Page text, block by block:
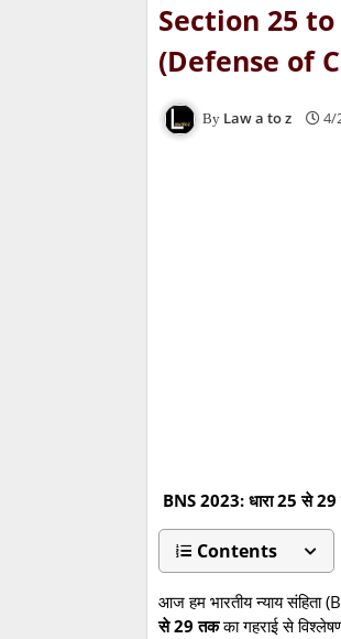
Section 25 to
(Defense of
Law a to z 4/
BNS 2023: धारा 25 से
Contents
आज हम भारतीय न्याय
से 29 तकका गहराई से